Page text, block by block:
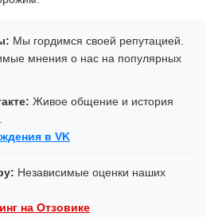
Мы гордимся своей репутацией.
мнения о нас на популярных
Живое общение и история
в VK
Независимые оценки наших
на Отзовике